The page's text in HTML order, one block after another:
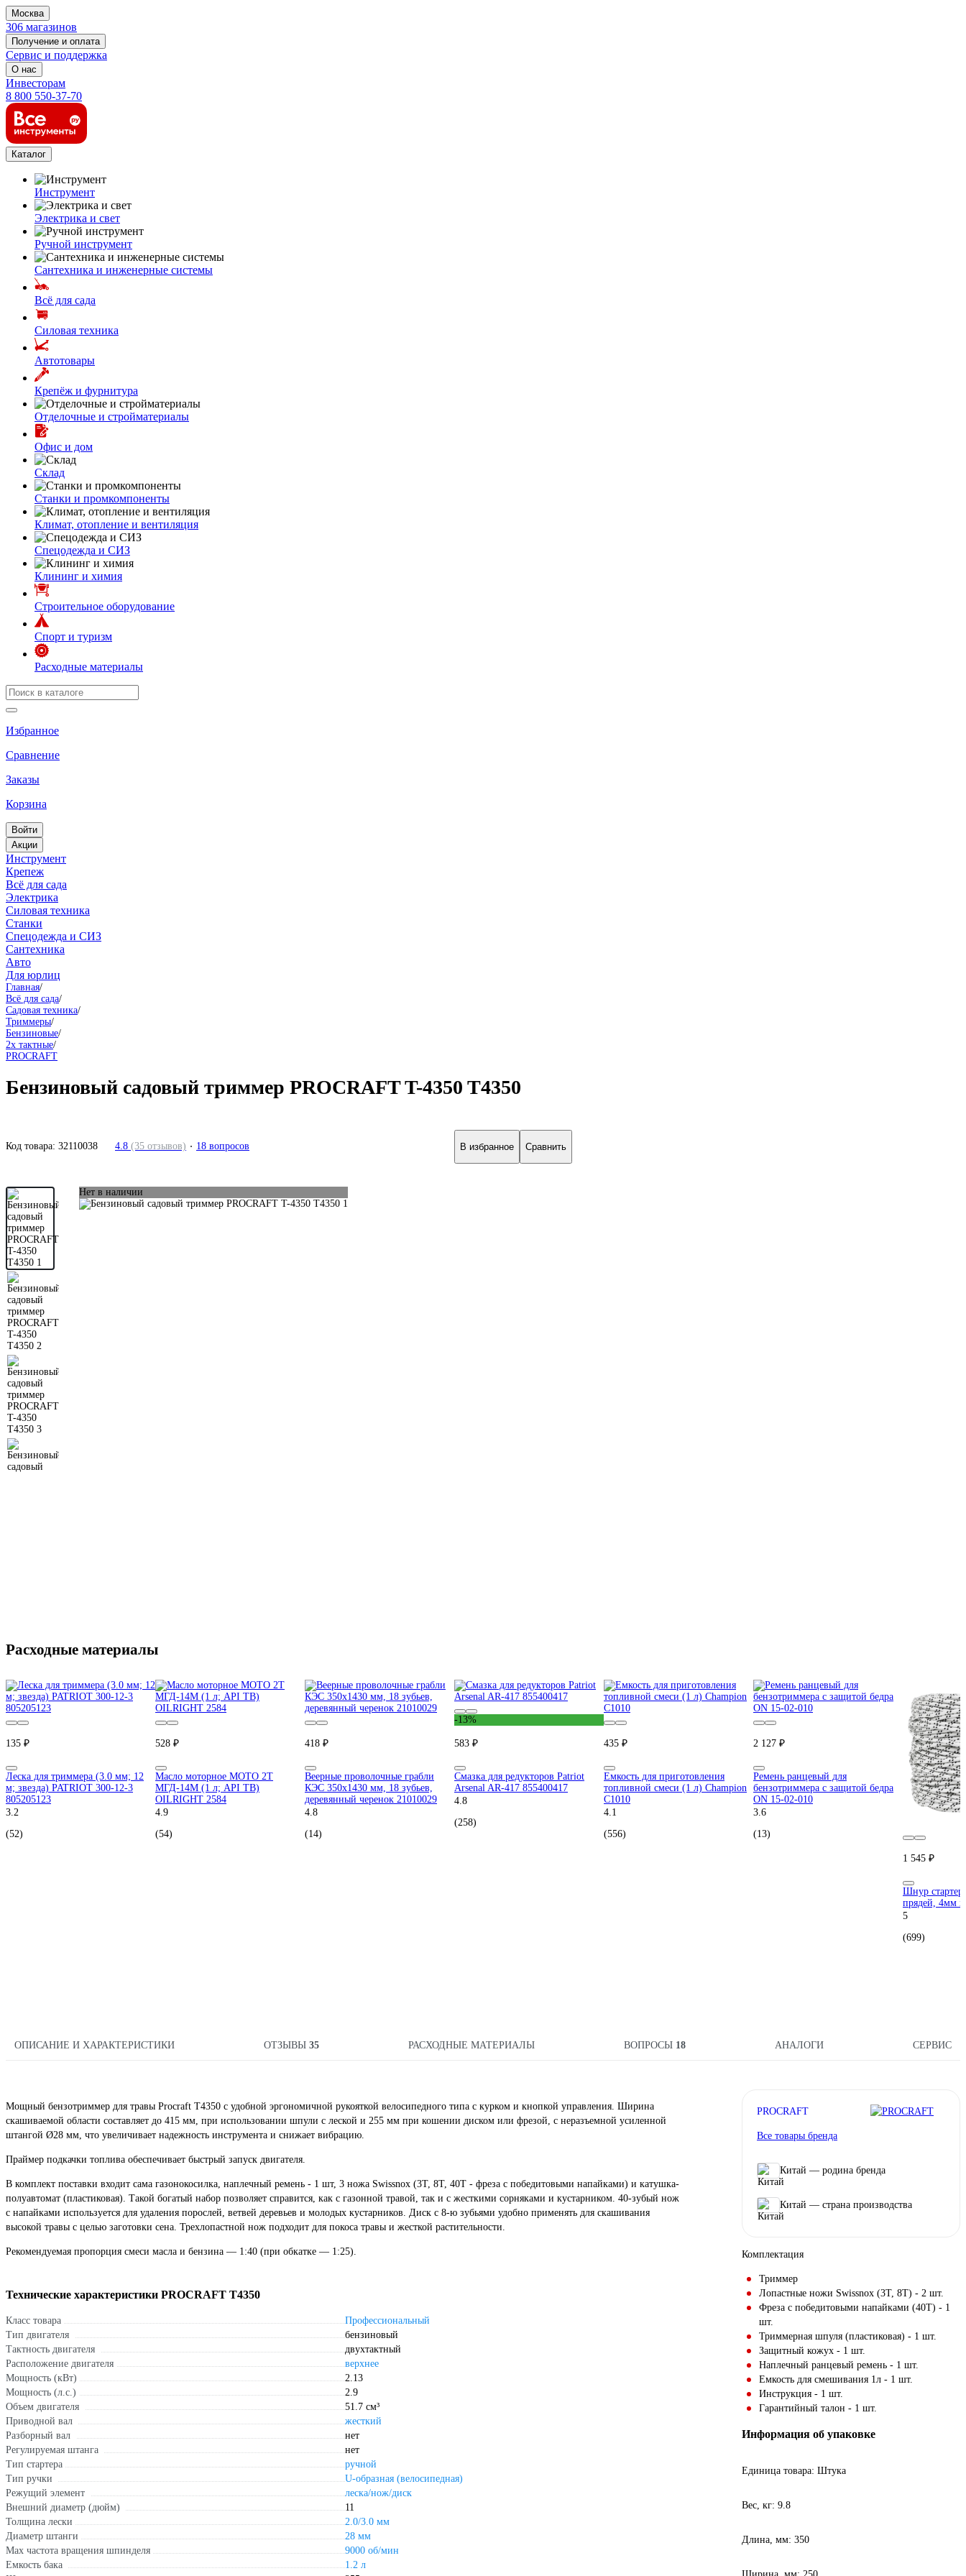
Москва
306 магазинов
Получение и оплата
Сервис и поддержка
О нас
Инвесторам
8 800 550-37-70
Каталог
Инструмент
Электрика и свет
Ручной инструмент
Сантехника и инженерные системы
Всё для сада
Силовая техника
Автотовары
Крепёж и фурнитура
Отделочные и стройматериалы
Офис и дом
Склад
Станки и промкомпоненты
Климат, отопление и вентиляция
Спецодежда и СИЗ
Клининг и химия
Строительное оборудование
Спорт и туризм
Расходные материалы
Избранное
Сравнение
Заказы
Корзина
Войти
Акции
Инструмент
Крепеж
Всё для сада
Электрика
Силовая техника
Станки
Спецодежда и СИЗ
Сантехника
Авто
Для юрлиц
Главная/
Всё для сада/
Садовая техника/
Триммеры/
Бензиновые/
2х тактные/
PROCRAFT
Бензиновый садовый триммер PROCRAFT T-4350 T4350
Код товара: 32110038 4.8 (35 отзывов) 18 вопросов В избранное Сравнить
Нет в наличии
Расходные материалы
135 ₽
Леска для триммера (3.0 мм; 12
м; звезда) PATRIOT 300-12-3
805205123
3.2
(52)
528 ₽
Масло моторное МОТО 2Т
МГД-14М (1 л; API TB)
OILRIGHT 2584
4.9
(54)
418 ₽
Веерные проволочные грабли
КЭС 350x1430 мм, 18 зубьев,
деревянный черенок 21010029
4.8
(14)
-13%
583 ₽
Смазка для редукторов Patriot
Arsenal AR-417 855400417
4.8
(258)
435 ₽
Емкость для приготовления
топливной смеси (1 л) Champion
C1010
4.1
(556)
2 127 ₽
Ремень ранцевый для
бензотриммера с защитой бедра
ON 15-02-010
3.6
(13)
1 545 ₽
Шнур
прядей, 4мм
5
(699)
ОПИСАНИЕ И ХАРАКТЕРИСТИКИ ОТЗЫВЫ 35 РАСХОДНЫЕ МАТЕРИАЛЫ ВОПРОСЫ 18 АНАЛОГИ СЕРВИС
Мощный бензотриммер для травы Procraft T4350 с удобной эргономичной рукояткой велосипедного типа с курком и кнопкой управления. Ширина
скашиваемой области составляет до 415 мм, при использовании шпули с леской и 255 мм при кошении диском или фрезой, с неразъемной усиленной
штангой Ø28 мм, что увеличивает надежность инструмента и снижает вибрацию.
Праймер подкачки топлива обеспечивает быстрый запуск двигателя.
В комплект поставки входит сама газонокосилка, наплечный ремень - 1 шт, 3 ножа Swissnox (3T, 8T, 40T - фреза с победитовыми напайками) и катушка-
полуавтомат (пластиковая). Такой богатый набор позволяет справится, как с газонной травой, так и с жесткими сорняками и кустарником. 40-зубый нож
с напайками используется для удаления порослей, ветвей деревьев и молодых кустарников. Диск с 8-ю зубьями удобно применять для скашивания
высокой травы с целью заготовки сена. Трехлопастной нож подходит для покоса травы и жесткой растительности.
Рекомендуемая пропорция смеси масла и бензина — 1:40 (при обкатке — 1:25).
Технические характеристики PROCRAFT T4350
Класс товара
Профессиональный
Тип двигателя
бензиновый
Тактность двигателя
двухтактный
Расположение двигателя
верхнее
Мощность (кВт)
2.13
Мощность (л.с.)
2.9
Объем двигателя
51.7 см³
Приводной вал
жесткий
Разборный вал
нет
Регулируемая штанга
нет
Тип стартера
ручной
Тип ручки
U-образная (велосипедная)
Режущий элемент
леска/нож/диск
Внешний диаметр (дюйм)
11
Толщина лески
2.0/3.0 мм
Диаметр штанги
28 мм
Max частота вращения шпинделя
9000 об/мин
Емкость бака
1.2 л
PROCRAFT
Все товары бренда
Китай — родина бренда
Китай — страна производства
Комплектация
Триммер
Лопастные ножи Swissnox (3Т, 8Т) - 2 шт.
Фреза с победитовыми напайками (40Т) - 1
шт.
Триммерная шпуля (пластиковая) - 1 шт.
Защитный кожух - 1 шт.
Наплечный ранцевый ремень - 1 шт.
Емкость для смешивания 1л - 1 шт.
Инструкция - 1 шт.
Гарантийный талон - 1 шт.
Информация об упаковке
Единица товара: Штука
Вес, кг: 9.8
Длина, мм: 350